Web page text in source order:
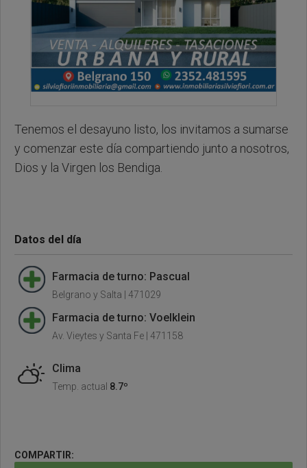
Tenemos el desayuno listo, los invitamos a sumarse
y comenzar este día compartiendo junto a nosotros,
Dios y la Virgen los Bendiga.
Datos del día
Farmacia de turno: Pascual
Belgrano y Salta | 471029
Farmacia de turno: Voelklein
Av. Vieytes y Santa Fe | 471158
Clima
Temp. actual 8.7º
COMPARTIR: